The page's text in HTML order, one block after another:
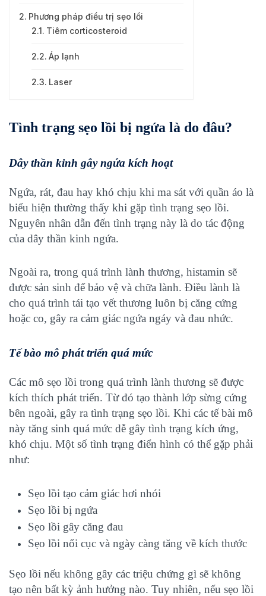
Phương pháp điều trị sẹo lồi
Tiêm corticosteroid
Áp lạnh
Laser
Tình trạng sẹo lồi bị ngứa là do đâu?
Dây thần kinh gây ngứa kích hoạt
Ngứa, rát, đau hay khó chịu khi ma sát với quần áo là
biểu hiện thường thấy khi gặp tình trạng sẹo lồi.
Nguyên nhân dẫn đến tình trạng này là do tác động
của dây thần kinh ngứa.
Ngoài ra, trong quá trình lành thương, histamin sẽ
được sản sinh để bảo vệ và chữa lành. Điều lành là
cho quá trình tái tạo vết thương luôn bị căng cứng
hoặc co, gây ra cảm giác ngứa ngáy và đau nhức.
Tế bào mô phát triển quá mức
Các mô sẹo lồi trong quá trình lành thương sẽ được
kích thích phát triển. Từ đó tạo thành lớp sừng cứng
bên ngoài, gây ra tình trạng sẹo lồi. Khi các tế bài mô
này tăng sinh quá mức dễ gây tình trạng kích ứng,
khó chịu. Một số tình trạng điển hình có thể gặp phải
như:
Sẹo lồi tạo cảm giác hơi nhói
Sẹo lồi bị ngứa
Sẹo lồi gây căng đau
Sẹo lồi nổi cục và ngày càng tăng về kích thước
Sẹo lồi nếu không gây các triệu chứng gì sẽ không
tạo nên bất kỳ ảnh hưởng nào. Tuy nhiên, nếu sẹo lồi